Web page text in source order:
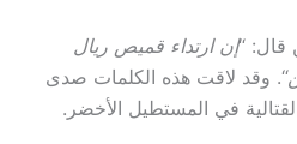
قال: “إن ارتداء قميص ريال
“. وقد لاقت هذه الكلمات صدى
في المستطيل الأخضر.